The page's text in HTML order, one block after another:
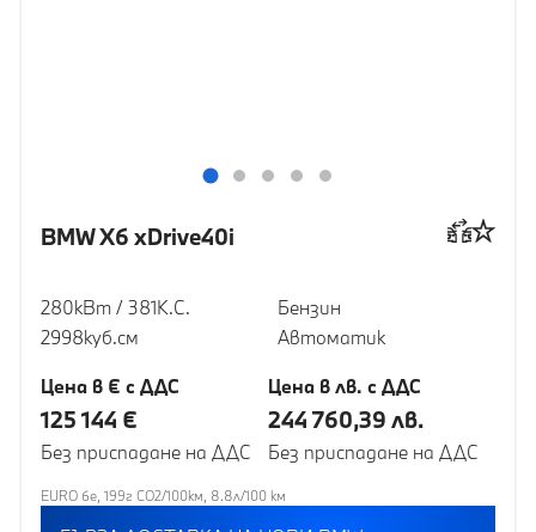
BMW X6 xDrive40i
280кВт / 381К.С.
2998куб.cм
Бензин
Автоматик
Цена в € с ДДС
125 144 €
Без приспадане на ДДС
Цена в лв. с ДДС
244 760,39 лв.
Без приспадане на ДДС
EURO 6e, 199г CO2/100км, 8.8л/100 км